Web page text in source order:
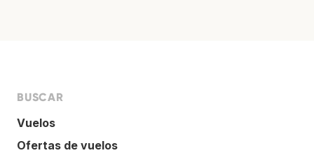
BUSCAR
Vuelos
Ofertas de vuelos